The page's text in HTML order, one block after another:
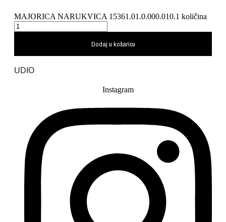
MAJORICA NARUKVICA 15361.01.0.000.010.1 količina
Dodaj u košaricu
UDIO
Instagram